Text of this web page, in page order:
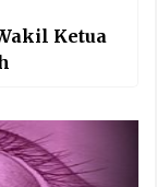
Ketua